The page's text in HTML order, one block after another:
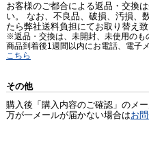
お客様のご都合による返品・交換
い。 なお、不良品、破損、汚損、
たら弊社送料負担にてお取り替え致
※返品・交換は、未開封、未使用のも
商品到着後1週間以内にお電話、電子
こちら
その他
購入後「購入内容のご確認」のメー
万が一メールが届かない場合はお